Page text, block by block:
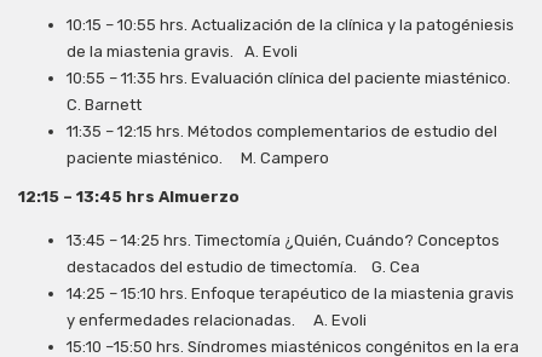
10:15 – 10:55 hrs. Actualización de la clínica y la patogéniesis
de la miastenia gravis. A. Evoli
10:55 – 11:35 hrs. Evaluación clínica del paciente miasténico.
C. Barnett
11:35 – 12:15 hrs. Métodos complementarios de estudio del
paciente miasténico. M. Campero
12:15 – 13:45 hrs Almuerzo
13:45 – 14:25 hrs. Timectomía ¿Quién, Cuándo? Conceptos
destacados del estudio de timectomía. G. Cea
14:25 – 15:10 hrs. Enfoque terapéutico de la miastenia gravis
y enfermedades relacionadas. A. Evoli
15:10 –15:50 hrs. Síndromes miasténicos congénitos en la era